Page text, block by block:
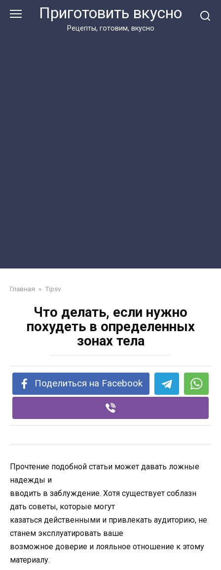
Приготовить вкусно
Рецепты, готовим, вкусно
Главная » Tipsv
Что делать, если нужно
похудеть в определенных
зонах тела
Поделиться на Facebook
Прочтение подобной статьи может давать ложные
надежды и
вводить в заблуждение. Хотя существует соблазн
дать советы, которые могут
казаться действенными и привлекать аудиторию, не
станем эксплуатировать ваше
возможное доверие и лояльное отношение к этому
материалу.